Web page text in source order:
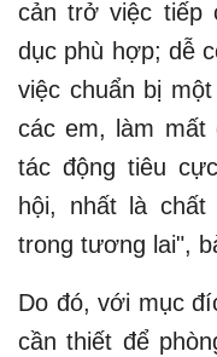
cản trở việc tiếp
dục phù hợp; dễ
việc chuẩn bị
các em, làm mất
tác động tiêu
hội, nhất là
trong tương lai",
Do đó, với mục
cần thiết để